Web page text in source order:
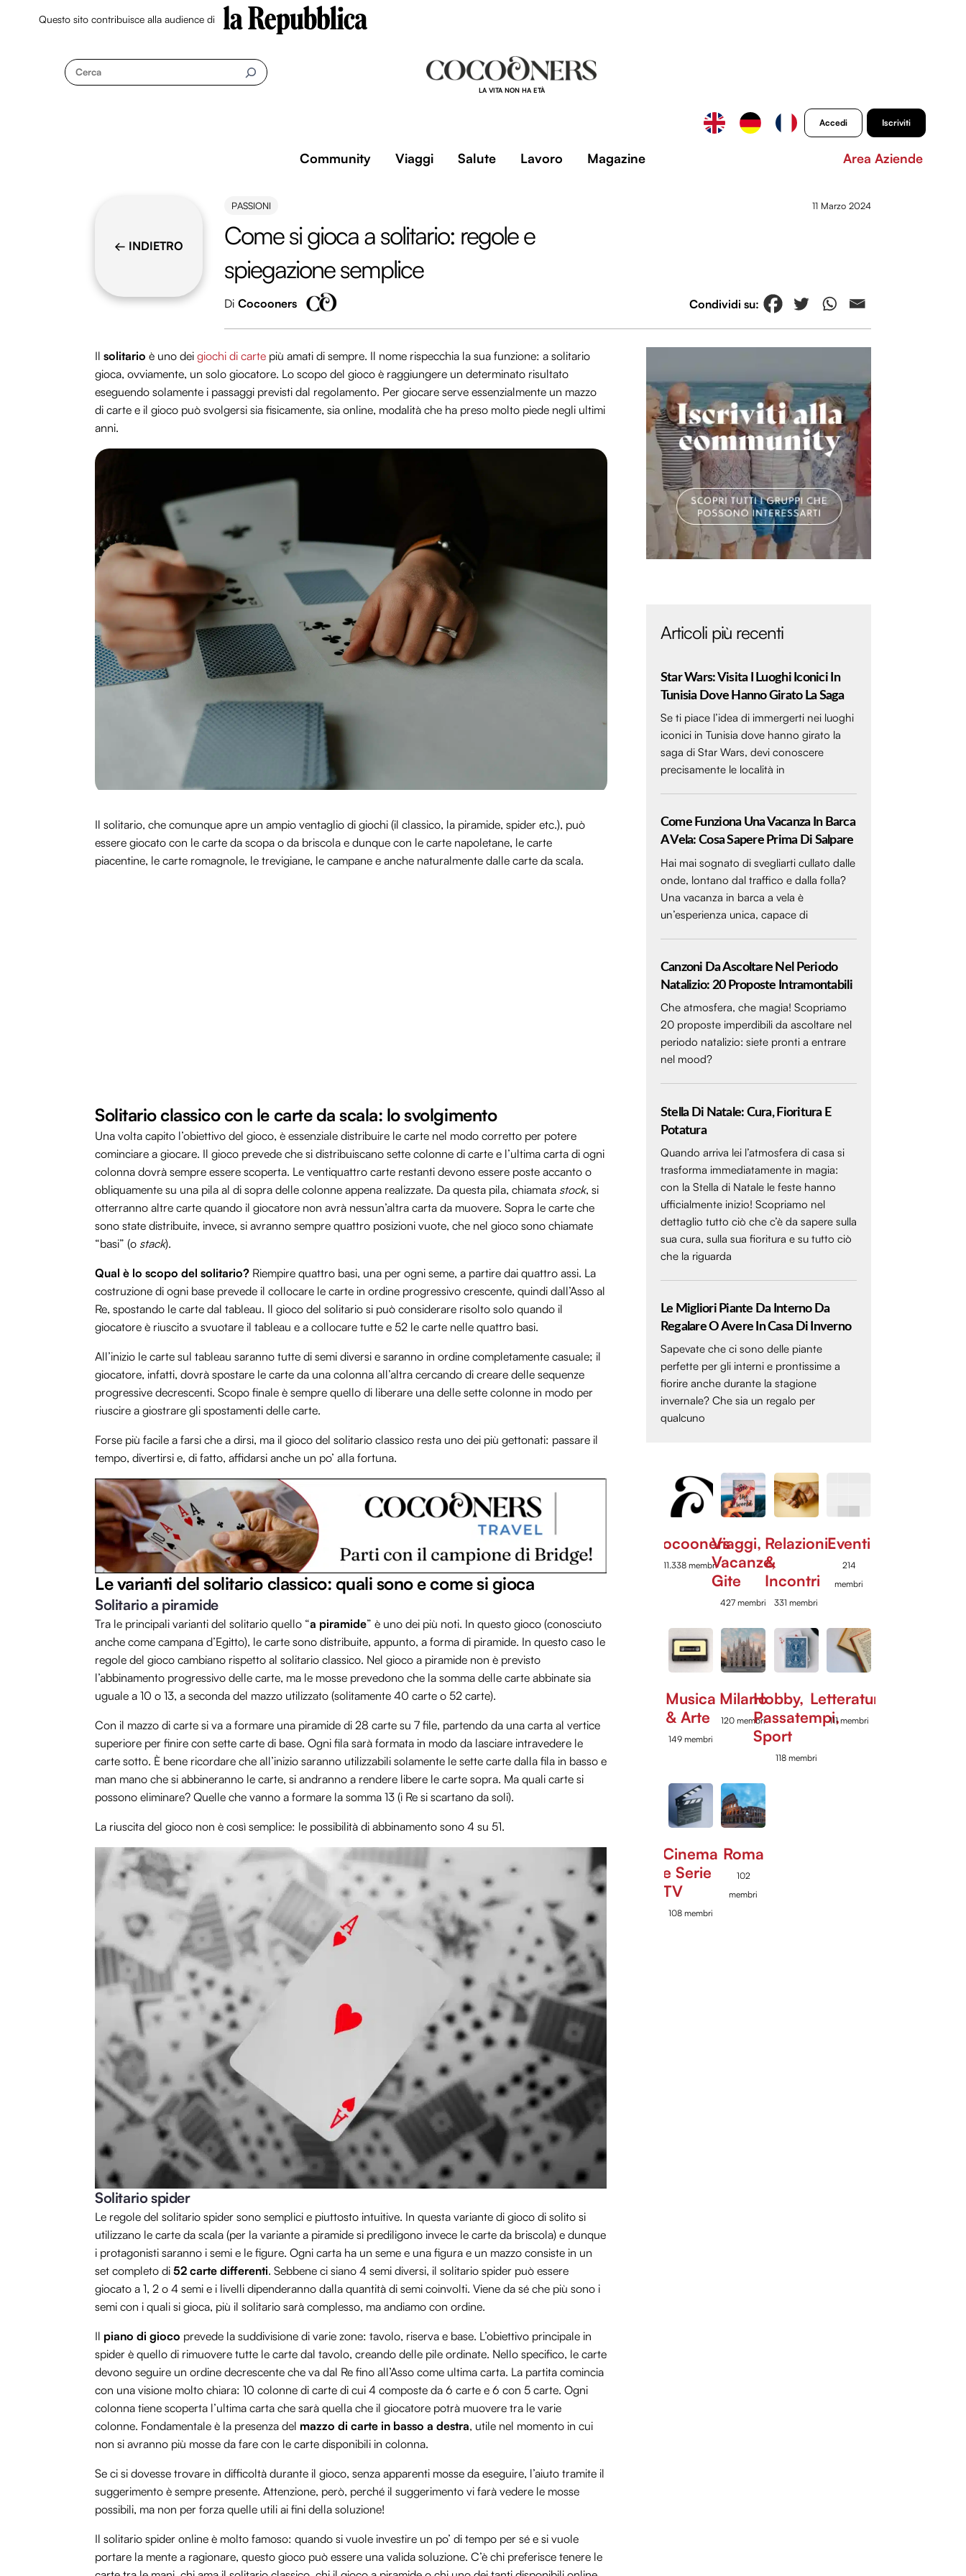
Questo sito contribuisce alla audience di
Cerca
LA VITA NON HA ETÀ
Accedi Iscriviti
Community Viaggi Salute Lavoro Magazine Area Aziende
← INDIETRO
PASSIONI 11 Marzo 2024
Come si gioca a solitario: regole e
spiegazione semplice
Di Cocooners
Il solitario è uno dei giochi di carte più amati di sempre. Il nome rispecchia la sua funzione: a solitario
gioca, ovviamente, un solo giocatore. Lo scopo del gioco è raggiungere un determinato risultato
eseguendo solamente i passaggi previsti dal regolamento. Per giocare serve essenzialmente un mazzo
di carte e il gioco può svolgersi sia fisicamente, sia online, modalità che ha preso molto piede negli ultimi
anni.
Il solitario, che comunque apre un ampio ventaglio di giochi (il classico, la piramide, spider etc.), può
essere giocato con le carte da scopa o da briscola e dunque con le carte napoletane, le carte
piacentine, le carte romagnole, le trevigiane, le campane e anche naturalmente dalle carte da scala.
Solitario classico con le carte da scala: lo svolgimento
Una volta capito l’obiettivo del gioco, è essenziale distribuire le carte nel modo corretto per potere
cominciare a giocare. Il gioco prevede che si distribuiscano sette colonne di carte e l’ultima carta di ogni
colonna dovrà sempre essere scoperta. Le ventiquattro carte restanti devono essere poste accanto o
obliquamente su una pila al di sopra delle colonne appena realizzate. Da questa pila, chiamata stock, si
otterranno altre carte quando il giocatore non avrà nessun’altra carta da muovere. Sopra le carte che
sono state distribuite, invece, si avranno sempre quattro posizioni vuote, che nel gioco sono chiamate
“basi” (o stack).
Qual è lo scopo del solitario? Riempire quattro basi, una per ogni seme, a partire dai quattro assi. La
costruzione di ogni base prevede il collocare le carte in ordine progressivo crescente, quindi dall’Asso al
Re, spostando le carte dal tableau. Il gioco del solitario si può considerare risolto solo quando il
giocatore è riuscito a svuotare il tableau e a collocare tutte e 52 le carte nelle quattro basi.
All’inizio le carte sul tableau saranno tutte di semi diversi e saranno in ordine completamente casuale; il
giocatore, infatti, dovrà spostare le carte da una colonna all’altra cercando di creare delle sequenze
progressive decrescenti. Scopo finale è sempre quello di liberare una delle sette colonne in modo per
riuscire a giostrare gli spostamenti delle carte.
Forse più facile a farsi che a dirsi, ma il gioco del solitario classico resta uno dei più gettonati: passare il
tempo, divertirsi e, di fatto, affidarsi anche un po’ alla fortuna.
Le varianti del solitario classico: quali sono e come si gioca
Solitario a piramide
Tra le principali varianti del solitario quello “a piramide” è uno dei più noti. In questo gioco (conosciuto
anche come campana d’Egitto), le carte sono distribuite, appunto, a forma di piramide. In questo caso le
regole del gioco cambiano rispetto al solitario classico. Nel gioco a piramide non è previsto
l’abbinamento progressivo delle carte, ma le mosse prevedono che la somma delle carte abbinate sia
uguale a 10 o 13, a seconda del mazzo utilizzato (solitamente 40 carte o 52 carte).
Con il mazzo di carte si va a formare una piramide di 28 carte su 7 file, partendo da una carta al vertice
superiore per finire con sette carte di base. Ogni fila sarà formata in modo da lasciare intravedere le
carte sotto. È bene ricordare che all’inizio saranno utilizzabili solamente le sette carte dalla fila in basso e
man mano che si abbineranno le carte, si andranno a rendere libere le carte sopra. Ma quali carte si
possono eliminare? Quelle che vanno a formare la somma 13 (i Re si scartano da soli).
La riuscita del gioco non è così semplice: le possibilità di abbinamento sono 4 su 51.
Solitario spider
Le regole del solitario spider sono semplici e piuttosto intuitive. In questa variante di gioco di solito si
utilizzano le carte da scala (per la variante a piramide si prediligono invece le carte da briscola) e dunque
i protagonisti saranno i semi e le figure. Ogni carta ha un seme e una figura e un mazzo consiste in un
set completo di 52 carte differenti. Sebbene ci siano 4 semi diversi, il solitario spider può essere
giocato a 1, 2 o 4 semi e i livelli dipenderanno dalla quantità di semi coinvolti. Viene da sé che più sono i
semi con i quali si gioca, più il solitario sarà complesso, ma andiamo con ordine.
Il piano di gioco prevede la suddivisione di varie zone: tavolo, riserva e base. L’obiettivo principale in
spider è quello di rimuovere tutte le carte dal tavolo, creando delle pile ordinate. Nello specifico, le carte
devono seguire un ordine decrescente che va dal Re fino all’Asso come ultima carta. La partita comincia
con una visione molto chiara: 10 colonne di carte di cui 4 composte da 6 carte e 6 con 5 carte. Ogni
colonna tiene scoperta l’ultima carta che sarà quella che il giocatore potrà muovere tra le varie
colonne. Fondamentale è la presenza del mazzo di carte in basso a destra, utile nel momento in cui
non si avranno più mosse da fare con le carte disponibili in colonna.
Se ci si dovesse trovare in difficoltà durante il gioco, senza apparenti mosse da eseguire, l’aiuto tramite il
suggerimento è sempre presente. Attenzione, però, perché il suggerimento vi farà vedere le mosse
possibili, ma non per forza quelle utili ai fini della soluzione!
Il solitario spider online è molto famoso: quando si vuole investire un po’ di tempo per sé e si vuole
portare la mente a ragionare, questo gioco può essere una valida soluzione. C’è chi preferisce tenere le
Articoli più recenti
Star Wars: Visita I Luoghi Iconici In
Tunisia Dove Hanno Girato La Saga
Se ti piace l’idea di immergerti nei luoghi
iconici in Tunisia dove hanno girato la
saga di Star Wars, devi conoscere
precisamente le località in
Come Funziona Una Vacanza In Barca
A Vela: Cosa Sapere Prima Di Salpare
Hai mai sognato di svegliarti cullato dalle
onde, lontano dal traffico e dalla folla?
Una vacanza in barca a vela è
un’esperienza unica, capace di
Canzoni Da Ascoltare Nel Periodo
Natalizio: 20 Proposte Intramontabili
Che atmosfera, che magia! Scopriamo
20 proposte imperdibili da ascoltare nel
periodo natalizio: siete pronti a entrare
nel mood?
Stella Di Natale: Cura, Fioritura E
Potatura
Quando arriva lei l’atmosfera di casa si
trasforma immediatamente in magia:
con la Stella di Natale le feste hanno
ufficialmente inizio! Scopriamo nel
dettaglio tutto ciò che c’è da sapere sulla
sua cura, sulla sua fioritura e su tutto ciò
che la riguarda
Le Migliori Piante Da Interno Da
Regalare O Avere In Casa Di Inverno
Sapevate che ci sono delle piante
perfette per gli interni e prontissime a
fiorire anche durante la stagione
invernale? Che sia un regalo per
qualcuno
Cocooners
11.338 membri
Viaggi,
Vacanze,
Gite
427 membri
Relazioni
&
Incontri
331 membri
Eventi
214
membri
Musica
& Arte
149 membri
Milano
120 membri
Hobby,
Passatempi,
Sport
118 membri
Letteratura
111 membri
Cinema
e Serie
TV
108 membri
Roma
102
membri